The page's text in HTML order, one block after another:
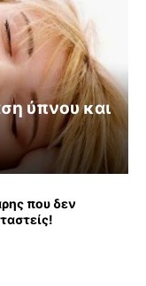
ύπνου και
που δεν